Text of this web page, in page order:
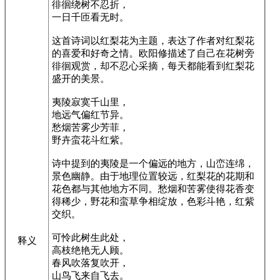
释义
徘徊绕树不忍折，
一日千匝看无时。
这首诗词以红梨花为主题，表达了作者对红梨花
的喜爱和好奇之情。欧阳修描述了自己在花树旁
徘徊观赏，却不忍心采摘，每天都能看到红梨花
盛开的美景。
夷陵寂寞千山里，
地远气偏红节异。
愁烟苦雾少芳菲，
野卉蛮花斗红紫。
诗中提到的夷陵是一个偏远的地方，山峦连绵，
景色幽静。由于地理位置较远，红梨花的花期和
花色都与其他地方不同。愁烟和苦雾使得花香变
得稀少，野花和蛮草争相绽放，色彩斗艳，红紫
交织。
可怜此树生此处，
高枝绝艳无人顾。
春风吹落复吹开，
山鸟飞来自飞去。